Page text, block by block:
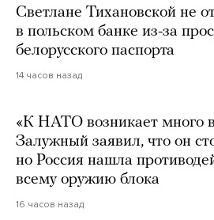
Светлане Тихановской не
в польском банке из-за
белорусского паспорта
14 часов назад
«К НАТО возникает много
Залужный заявил, что он
но Россия нашла
всему оружию блока
16 часов назад